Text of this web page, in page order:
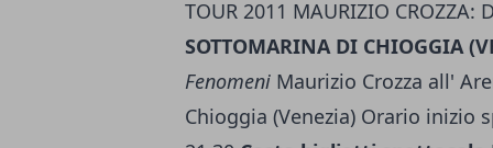
TOUR 2011 MAURIZIO CROZZA:
SOTTOMARINA DI CHIOGGIA
Fenomeni Maurizio Crozza all'
Chioggia (Venezia) Orario inizio